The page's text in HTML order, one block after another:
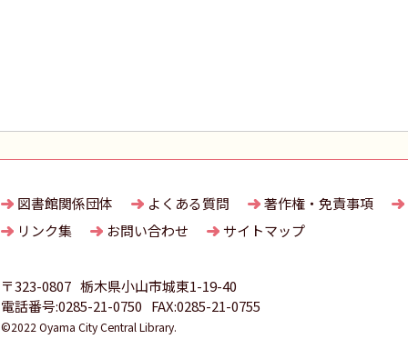
図書館関係団体 よくある質問 著作権・免責事項
リンク集
お問い合わせ サイトマップ
〒323-0807 栃木県小山市城東1-19-40
電話番号:0285-21-0750 FAX:0285-21-0755
©2022 Oyama City Central Library.